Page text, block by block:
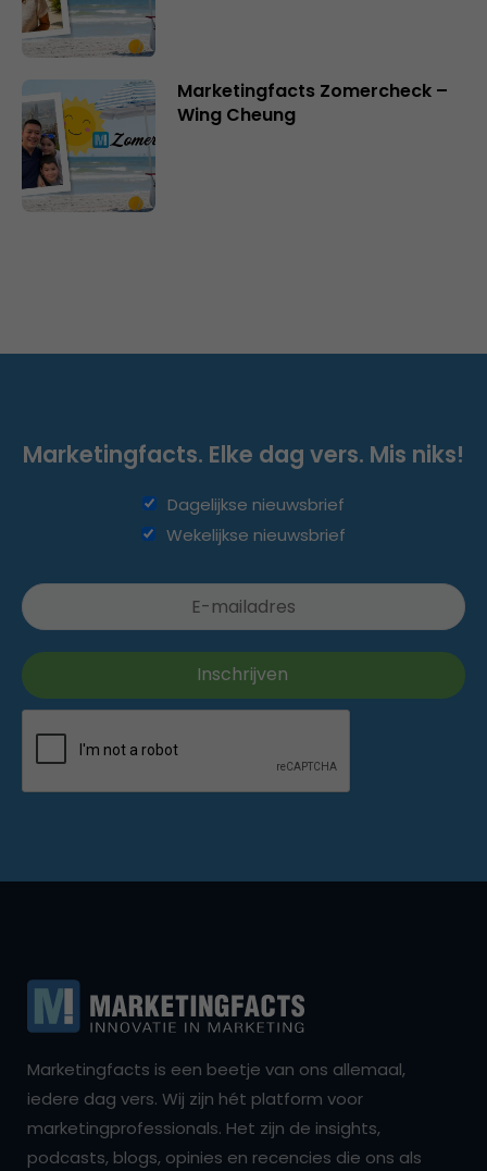
Marketingfacts Zomercheck –
Wing Cheung
Marketingfacts. Elke dag vers. Mis niks!
Dagelijkse nieuwsbrief
Wekelijkse nieuwsbrief
Marketingfacts is een beetje van ons allemaal,
iedere dag vers. Wij zijn hét platform voor
marketingprofessionals. Het zijn de insights,
podcasts, blogs, opinies en recencies die ons als